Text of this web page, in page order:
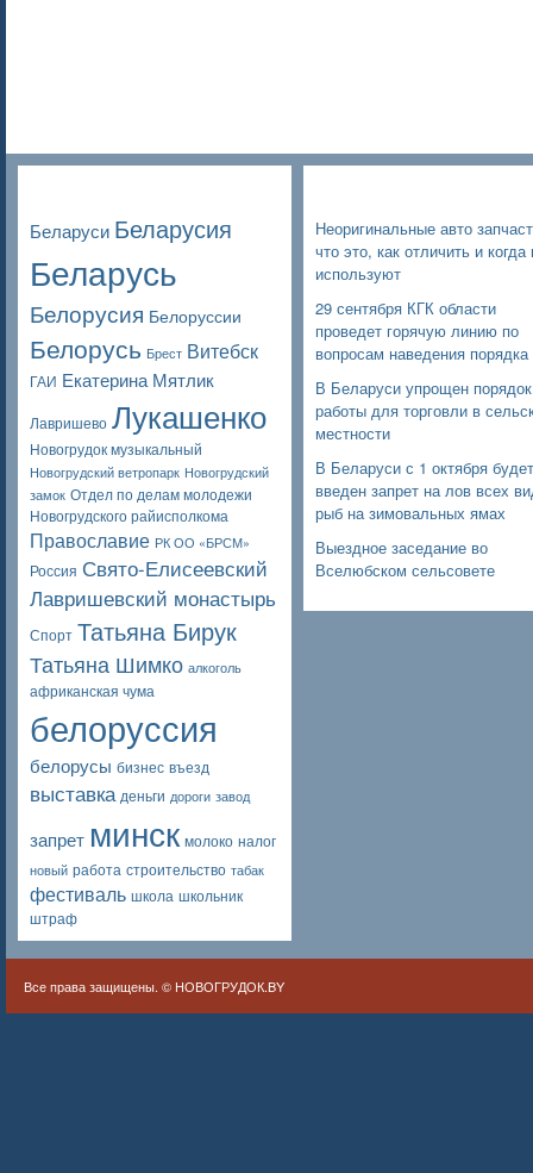
Беларуси Беларусия
Беларусь
Белорусия Белоруссии
Белорусь Брест Витебск
ГАИ Екатерина Мятлик
Лавришево Лукашенко
Новогрудок музыкальный
Новогрудский ветропарк Новогрудский
замок Отдел по делам молодежи
Новогрудского райисполкома
Православие РК ОО «БРСМ»
Россия Свято-Елисеевский
Лавришевский монастырь
Спорт Татьяна Бирук
Татьяна Шимко алкоголь
африканская чума
белоруссия
белорусы бизнес въезд
выставка деньги дороги завод
запрет минск молоко налог
новый работа строительство табак
фестиваль школа школьник
штраф
Неоригинальные авто
что это, как отличить и когда
используют
29 сентября КГК области
проведет горячую линию по
вопросам наведения порядка
В Беларуси упрощен порядок
работы для торговли в
местности
В Беларуси с 1 октября будет
введен запрет на лов всех
рыб на зимовальных ямах
Выездное заседание во
Вселюбском сельсовете
Все права защищены. © НОВОГРУДОК.BY